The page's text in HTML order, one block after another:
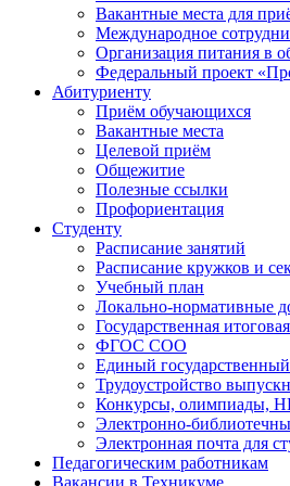
Вакантные места для
Международное
Организация питания в
Федеральный проект
Абитуриенту
Приём обучающихся
Вакантные места
Целевой приём
Общежитие
Полезные ссылки
Профориентация
Студенту
Расписание занятий
Расписание кружков и
Учебный план
Локально-нормативные
Государственная
ФГОС СОО
Единый государственный
Трудоустройство
Конкурсы, олимпиады,
Электронно-
Электронная почта для
Педагогическим работникам
Вакансии в Техникуме